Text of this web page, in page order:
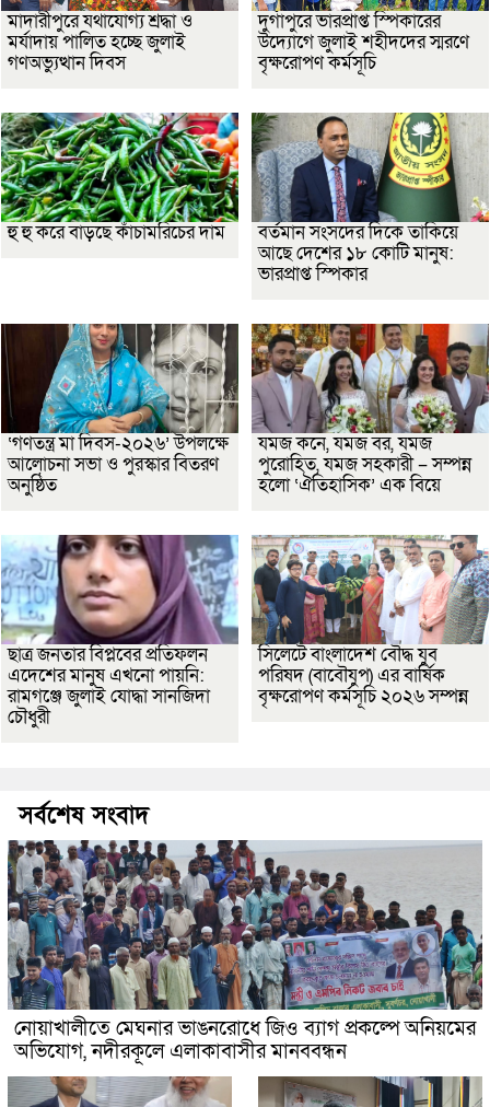
মাদারীপুরে যথাযোগ্য শ্রদ্ধা ও
মর্যাদায় পালিত হচ্ছে জুলাই
গণঅভ্যুত্থান দিবস
দুর্গাপুরে ভারপ্রাপ্ত স্পিকারের
উদ্যোগে জুলাই শহীদদের স্মরণে
বৃক্ষরোপণ কর্মসূচি
হু হু করে বাড়ছে কাঁচামরিচের দাম
বর্তমান সংসদের দিকে তাকিয়ে
আছে দেশের ১৮ কোটি মানুষ:
ভারপ্রাপ্ত স্পিকার
‘গণতন্ত্র মা দিবস-২০২৬’ উপলক্ষে
আলোচনা সভা ও পুরস্কার বিতরণ
অনুষ্ঠিত
যমজ কনে, যমজ বর, যমজ
পুরোহিত, যমজ সহকারী – সম্পন্ন
হলো ‘ঐতিহাসিক’ এক বিয়ে
ছাত্র জনতার বিপ্লবের প্রতিফলন
এদেশের মানুষ এখনো পায়নি:
রামগঞ্জে জুলাই যোদ্ধা সানজিদা
চৌধুরী
সিলেটে বাংলাদেশ বৌদ্ধ যুব
পরিষদ (বাবৌযুপ) এর বার্ষিক
বৃক্ষরোপণ কর্মসূচি ২০২৬ সম্পন্ন
সর্বশেষ সংবাদ
নোয়াখালীতে মেঘনার ভাঙনরোধে জিও ব্যাগ প্রকল্পে অনিয়মের
অভিযোগ, নদীরকূলে এলাকাবাসীর মানববন্ধন